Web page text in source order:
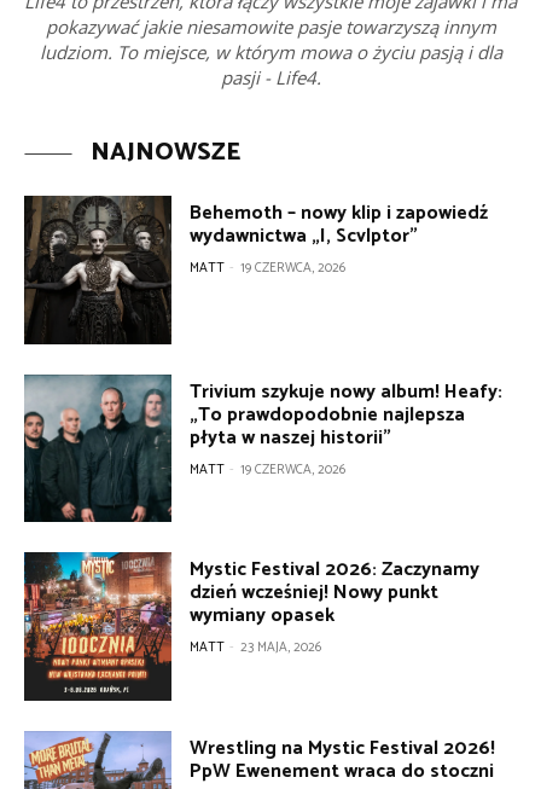
pokazywać jakie niesamowite pasje towarzyszą innym
ludziom. To miejsce, w którym mowa o życiu pasją i dla
pasji - Life4.
NAJNOWSZE
Behemoth – nowy klip i zapowiedź
wydawnictwa „I, Scvlptor”
MATT - 19 CZERWCA, 2026
Trivium szykuje nowy album! Heafy:
„To prawdopodobnie najlepsza
płyta w naszej historii”
MATT - 19 CZERWCA, 2026
Mystic Festival 2026: Zaczynamy
dzień wcześniej! Nowy punkt
wymiany opasek
MATT - 23 MAJA, 2026
Wrestling na Mystic Festival 2026!
PpW Ewenement wraca do stoczni